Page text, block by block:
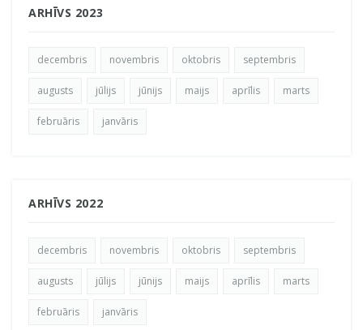
ARHĪVS 2023
decembris novembris oktobris septembris
augusts jūlijs jūnijs maijs aprīlis marts
februāris janvāris
ARHĪVS 2022
decembris novembris oktobris septembris
augusts jūlijs jūnijs maijs aprīlis marts
februāris janvāris